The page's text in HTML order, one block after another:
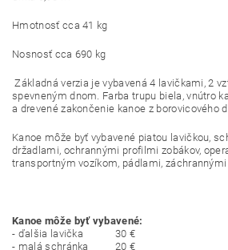
Hmotnosť cca 41 kg
Nosnosť cca 690 kg
Základná verzia je vybavená 4 lavičkami, 2
spevneným dnom. Farba trupu biela, vnútro
a drevené zakončenie kanoe z borovicového
Kanoe môže byť vybavené piatou lavičkou,
držadlami, ochrannými profilmi zobákov,
transportným vozíkom, pádlami,
Kanoe môže byť vybavené:
- ďalšia lavička 30 €
- malá schránka 20 €